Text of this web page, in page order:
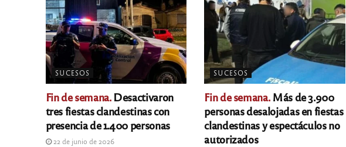
SUCESOS
Fin de semana.Desactivaron
tres fiestas clandestinas con
presencia de 1.400 personas
22 de junio de 2026
SUCESOS
Fin de semana.Más de 3.900
personas desalojadas en fiestas
clandestinas y espectáculos no
autorizados